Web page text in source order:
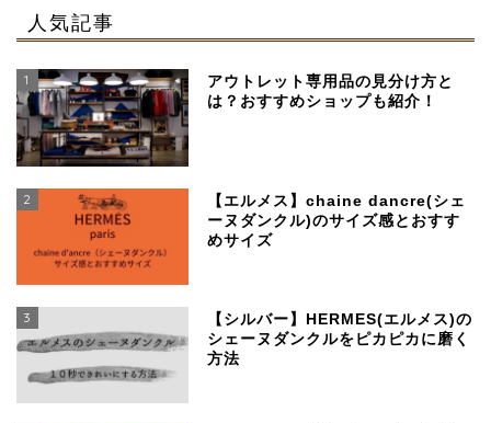
人気記事
1
アウトレット専用品の見分け方と
は？おすすめショップも紹介！
2
【エルメス】chaine dancre(シェ
ーヌダンクル)のサイズ感とおすす
めサイズ
3
【シルバー】HERMES(エルメス)の
シェーヌダンクルをピカピカに磨く
方法